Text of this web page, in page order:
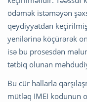
ödəmək istəməyən
qeydiyyatdan
yenilərinə köçürərək
isə bu prosesdən
tətbiq olunan
Bu cür hallarla
mütləq IMEI kodunun